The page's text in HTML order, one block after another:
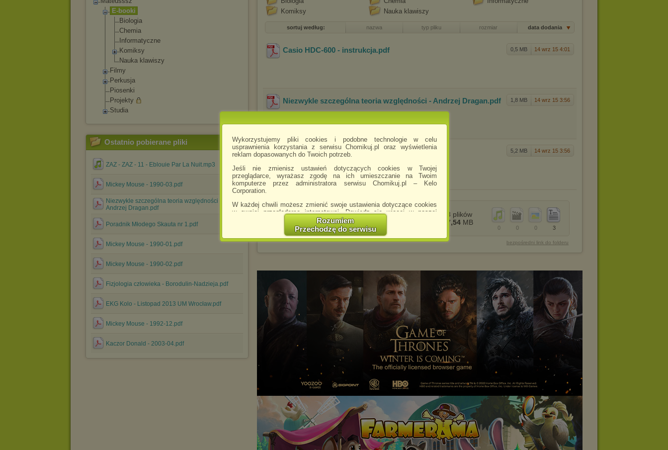
Wykorzystujemy pliki cookies i podobne technologie w celu
usprawnienia korzystania z serwisu Chomikuj.pl oraz wyświetlenia
reklam dopasowanych do Twoich potrzeb.
Jeśli nie zmienisz ustawień dotyczących cookies w Twojej
przeglądarce, wyrażasz zgodę na ich umieszczanie na Twoim
komputerze przez administratora serwisu Chomikuj.pl – Kelo
Corporation.
W każdej chwili możesz zmienić swoje ustawienia dotyczące cookies
w swojej przeglądarce internetowej. Dowiedz się więcej w naszej
http://chomikuj.pl/PolitykaPrywatnosci.aspx
Jednocześnie informujemy że zmiana ustawień przeglądarki może
spowodować ograniczenie korzystania ze strony Chomikuj.pl.
W przypadku braku twojej zgody na akceptację cookies niestety
przez
Zaufanych Partnerów
(dostosowanie reklam do Twoich potrzeb, analiza skuteczności działań
marketingowych).
Wyrażenie sprzeciwu spowoduje, że wyświetlana Ci reklama nie
będzie dopasowana do Twoich preferencji, a będzie to reklama
wyświetlona przypadkowo.
Istnieje możliwość zmiany ustawień przeglądarki internetowej w
sposób uniemożliwiający przechowywanie plików cookies na
urządzeniu końcowym. Można również usunąć pliki cookies,
dokonując odpowiednich zmian w ustawieniach przeglądarki
internetowej.
Pełną informację na ten temat znajdziesz pod adresem
http://chomikuj.pl/PolitykaPrywatnosci.aspx.
Rozumiem
Przechodzę do serwisu
E-booki
Biologia
Chemia
Informatyczne
Komiksy
Nauka klawiszy
Filmy
Perkusja
Piosenki
Projekty
Studia
Ostatnio pobierane pliki
ZAZ - ZAZ - 11 - Eblouie Par La Nuit.mp3
Mickey Mouse - 1990-03.pdf
Niezwykle szczególna teoria względności -
Andrzej Dragan.pdf
Poradnik Młodego Skauta nr 1.pdf
Mickey Mouse - 1990-01.pdf
Mickey Mouse - 1990-02.pdf
Fizjologia człowieka - Borodulin-Nadzieja.pdf
EKG Kolo - Listopad 2013 UM Wrocław.pdf
Mickey Mouse - 1992-12.pdf
Kaczor Donald - 2003-04.pdf
Komiksy
Nauka klawiszy
sortuj według: nazwa typ pliku rozmiar data dodania
0,5 MB 14 wrz 15 4:01
Casio HDC-600 - instrukcja.pdf
1,8 MB 14 wrz 15 3:56
Niezwykle szczególna teoria względności - Andrzej Dragan.pdf
5,2 MB 14 wrz 15 3:56
Płyta główna DP45SG - instrukcja .pdf
Pobierz
folder
3
0
0
0
3 plików
7,54 MB
bezpośredni link do folderu